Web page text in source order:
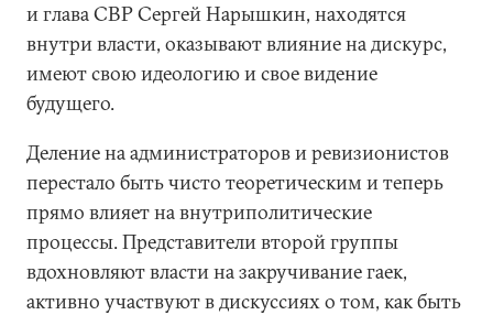
и глава СВР Сергей Нарышкин, находятся
внутри власти, оказывают влияние на дискурс,
имеют свою идеологию и свое видение
будущего.
Деление на администраторов и ревизионистов
перестало быть чисто теоретическим и теперь
прямо влияет на внутриполитические
процессы. Представители второй группы
вдохновляют власти на закручивание гаек,
активно участвуют в дискуссиях о том, как быть